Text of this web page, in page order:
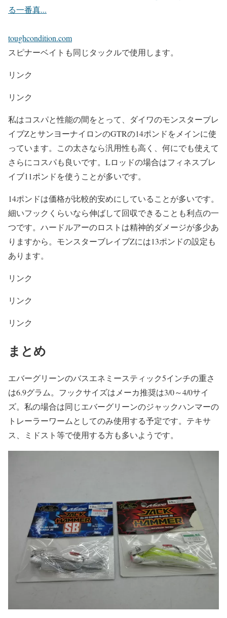
る一番真...
toughcondition.com
スピナーベイトも同じタックルで使用します。
リンク
リンク
私はコスパと性能の間をとって、ダイワのモンスターブレ
イブZとサンヨーナイロンのGTRの14ポンドをメインに使
っています。この太さなら汎用性も高く、何にでも使えて
さらにコスパも良いです。Lロッドの場合はフィネスブレ
イブ11ポンドを使うことが多いです。
14ポンドは価格が比較的安めにしていることが多いです。
細いフックくらいなら伸ばして回収できることも利点の一
つです。ハードルアーのロストは精神的ダメージが多少あ
りますから。モンスターブレイブZには13ポンドの設定も
あります。
リンク
リンク
リンク
まとめ
エバーグリーンのバスエネミースティック5インチの重さ
は6.9グラム。フックサイズはメーカ推奨は3/0～4/0サイ
ズ。私の場合は同じエバーグリーンのジャックハンマーの
トレーラーワームとしてのみ使用する予定です。テキサ
ス、ミドスト等で使用する方も多いようです。